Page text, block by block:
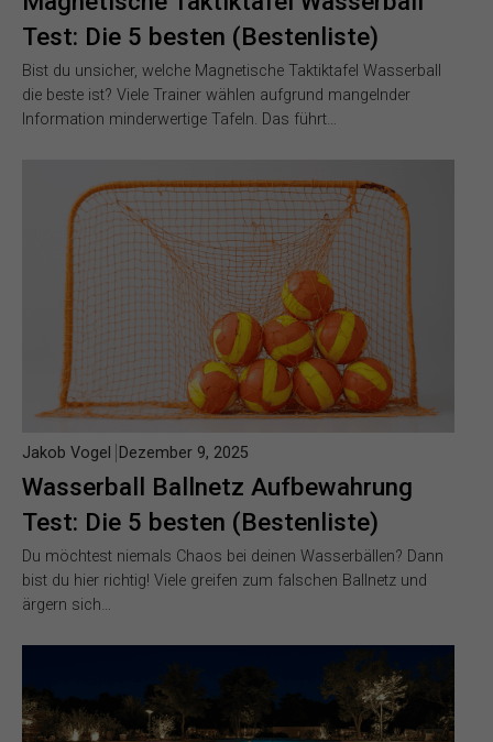
Test: Die 5 besten (Bestenliste)
Bist du unsicher, welche Magnetische Taktiktafel Wasserball
die beste ist? Viele Trainer wählen aufgrund mangelnder
Information minderwertige Tafeln. Das führt…
Wasserball Ballnetz Aufbewahrung
Test: Die 5 besten (Bestenliste)
Jakob Vogel Dezember 9, 2025
Du möchtest niemals Chaos bei deinen Wasserbällen? Dann
bist du hier richtig! Viele greifen zum falschen Ballnetz und
ärgern sich…